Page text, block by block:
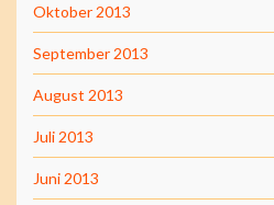
Oktober 2013
September 2013
August 2013
Juli 2013
Juni 2013